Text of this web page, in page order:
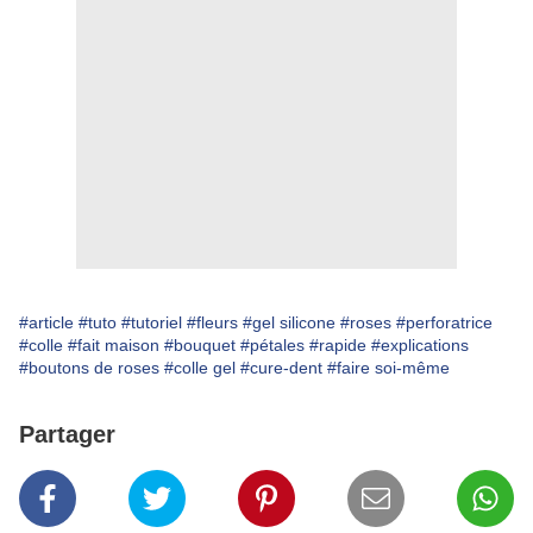
#article #tuto #tutoriel #fleurs #gel silicone #roses #perforatrice
#colle #fait maison #bouquet #pétales #rapide #explications
#boutons de roses #colle gel #cure-dent #faire soi-même
Partager